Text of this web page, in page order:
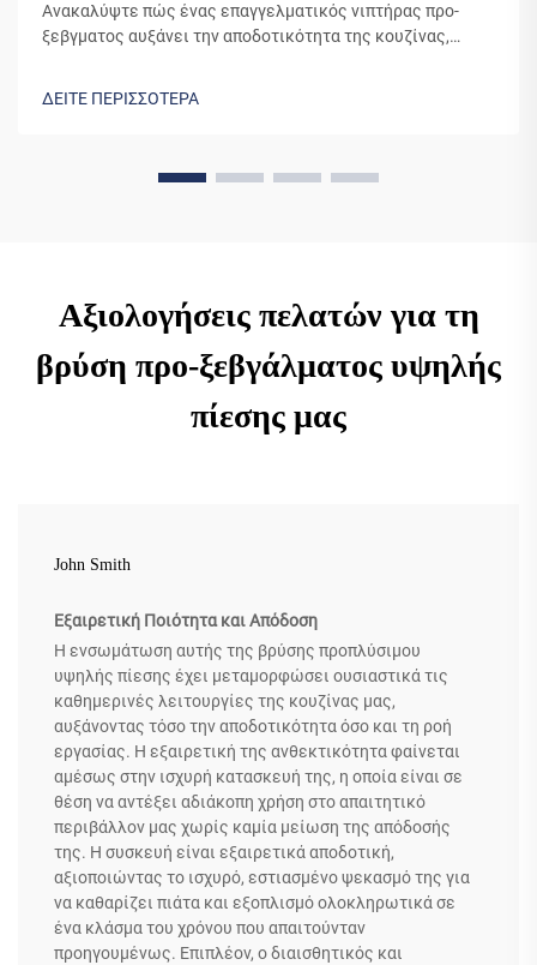
Ανακαλύψτε πώς ένας επαγγελματικός νιπτήρας προ-
ξεβγματος αυξάνει την αποδοτικότητα της κουζίνας,
ΔΕΙΤΕ ΠΕΡΙΣΣΟΤΕΡΑ
Αξιολογήσεις πελατών για τη
βρύση προ-ξεβγάλματος υψηλής
πίεσης μας
John Smith
Εξαιρετική Ποιότητα και Απόδοση
Η ενσωμάτωση αυτής της βρύσης προπλύσιμου
υψηλής πίεσης έχει μεταμορφώσει ουσιαστικά τις
καθημερινές λειτουργίες της κουζίνας μας,
αυξάνοντας τόσο την αποδοτικότητα όσο και τη ροή
εργασίας. Η εξαιρετική της ανθεκτικότητα φαίνεται
αμέσως στην ισχυρή κατασκευή της, η οποία είναι σε
θέση να αντέξει αδιάκοπη χρήση στο απαιτητικό
περιβάλλον μας χωρίς καμία μείωση της απόδοσής
της. Η συσκευή είναι εξαιρετικά αποδοτική,
αξιοποιώντας το ισχυρό, εστιασμένο ψεκασμό της για
να καθαρίζει πιάτα και εξοπλισμό ολοκληρωτικά σε
ένα κλάσμα του χρόνου που απαιτούνταν
προηγουμένως. Επιπλέον, ο διαισθητικός και